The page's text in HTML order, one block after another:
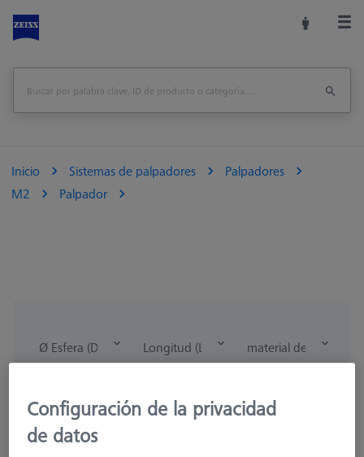
Inicio Sistemas de palpadores
Palpadores
M2
Palpador
Ø Esfera (DK) Longitud (L) material del eje
Configuración de la privacidad
de datos